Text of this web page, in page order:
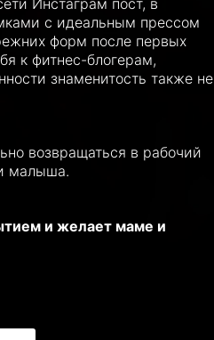
Инстаграм пост, в
с идеальным прессом
форм после первых
к фитнес-блогерам,
знаменитость также не
возвращаться в рабочий
малыша.
и желает маме и